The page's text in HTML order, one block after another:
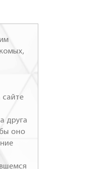
друга
оно